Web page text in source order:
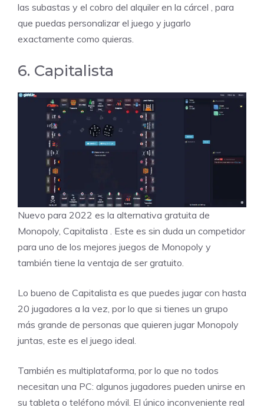
las subastas y el cobro del alquiler en la cárcel , para
que puedas personalizar el juego y jugarlo
exactamente como quieras.
6. Capitalista
Nuevo para 2022 es la alternativa gratuita de
Monopoly, Capitalista . Este es sin duda un competidor
para uno de los mejores juegos de Monopoly y
también tiene la ventaja de ser gratuito.
Lo bueno de Capitalista es que puedes jugar con hasta
20 jugadores a la vez, por lo que si tienes un grupo
más grande de personas que quieren jugar Monopoly
juntas, este es el juego ideal.
También es multiplataforma, por lo que no todos
necesitan una PC: algunos jugadores pueden unirse en
su tableta o teléfono móvil. El único inconveniente real